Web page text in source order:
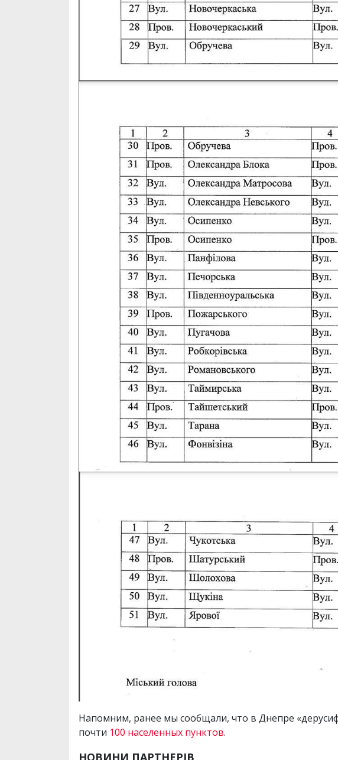
Напомним, ранее мы сообщали, что в Днепре
почти 100 населенных пунктов.